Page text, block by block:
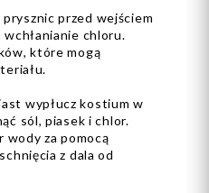
przed wejściem
wchłanianie chloru.
które mogą
wypłucz kostium w
sól, piasek i chlor.
wody za pomocą
z dala od